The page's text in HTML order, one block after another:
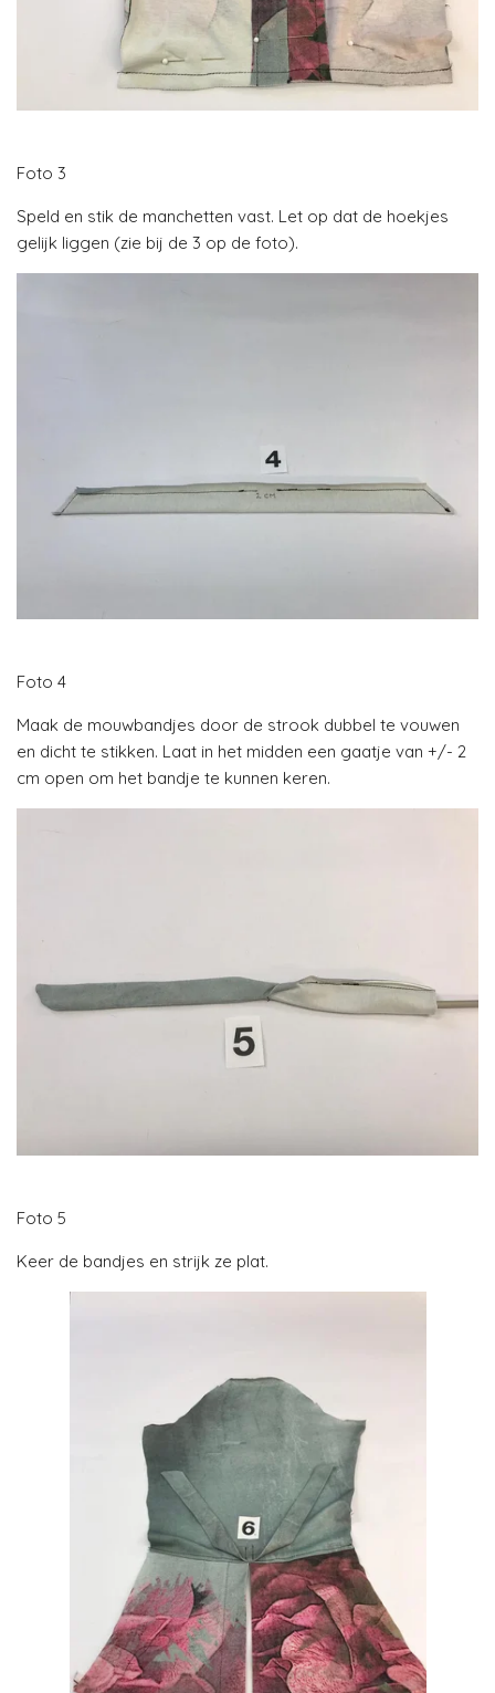
Foto 3
Speld en stik de manchetten vast. Let op dat de hoekjes
gelijk liggen (zie bij de 3 op de foto).
Foto 4
Maak de mouwbandjes door de strook dubbel te vouwen
en dicht te stikken. Laat in het midden een gaatje van +/- 2
cm open om het bandje te kunnen keren.
Foto 5
Keer de bandjes en strijk ze plat.